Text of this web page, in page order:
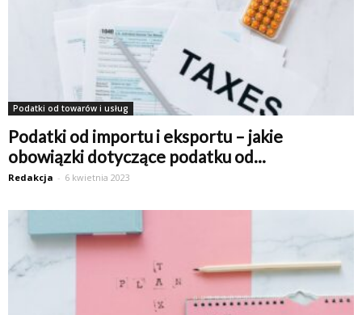
Podatki od towarów i usług
Podatki od importu i eksportu – jakie
obowiązki dotyczące podatku od...
Redakcja - 6 kwietnia 2023